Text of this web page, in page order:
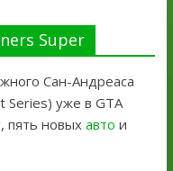
Super
Сан-Андреаса
Series) уже в GTA
пять новыхавто и